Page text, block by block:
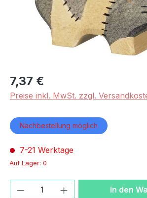
7,37 €
Preise inkl. MwSt. zzgl.
Nachbestellung möglich
7-21 Werktage
Auf Lager: 0
Produkt Anzahl: GibIn den